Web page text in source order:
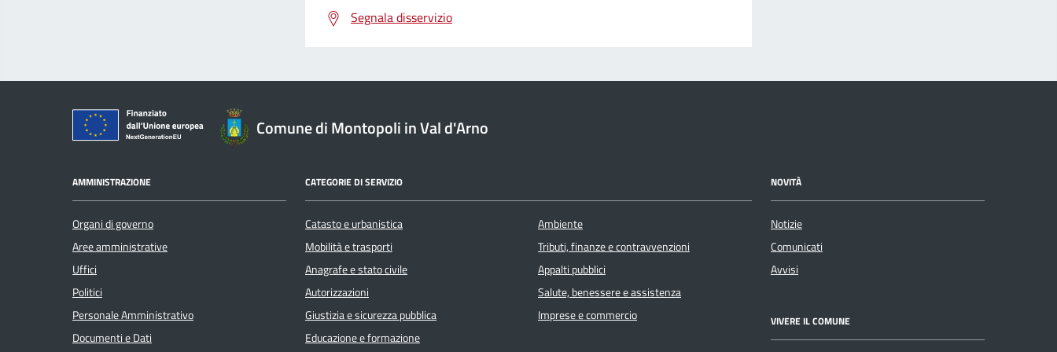
Segnala disservizio
Comune di Montopoli in Val d'Arno
AMMINISTRAZIONE
Organi di governo
Aree amministrative
Uffici
Politici
Personale Amministrativo
Documenti e Dati
CATEGORIE DI SERVIZIO
Catasto e urbanistica
Mobilità e trasporti
Anagrafe e stato civile
Autorizzazioni
Giustizia e sicurezza pubblica
Educazione e formazione
Ambiente
Tributi, finanze e contravvenzioni
Appalti pubblici
Salute, benessere e assistenza
Imprese e commercio
NOVITÀ
Notizie
Comunicati
Avvisi
VIVERE IL COMUNE